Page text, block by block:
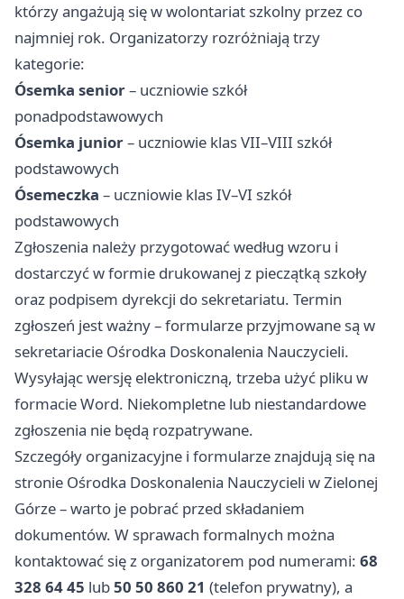
którzy angażują się w wolontariat szkolny przez co
najmniej rok. Organizatorzy rozróżniają trzy
kategorie:
Ósemka senior– uczniowie szkół
ponadpodstawowych
Ósemka junior– uczniowie klas VII–VIII szkół
podstawowych
Ósemeczka – uczniowie klas IV–VI szkół
podstawowych
Zgłoszenia należy przygotować według wzoru i
dostarczyć w formie drukowanej z pieczątką szkoły
oraz podpisem dyrekcji do sekretariatu. Termin
zgłoszeń jest ważny – formularze przyjmowane są w
sekretariacie Ośrodka Doskonalenia Nauczycieli.
Wysyłając wersję elektroniczną, trzeba użyć pliku w
formacie Word. Niekompletne lub niestandardowe
zgłoszenia nie będą rozpatrywane.
Szczegóły organizacyjne i formularze znajdują się na
stronie Ośrodka Doskonalenia Nauczycieli w Zielonej
Górze – warto je pobrać przed składaniem
dokumentów. W sprawach formalnych można
kontaktować się z organizatorem pod numerami: 68
328 64 45 lub50 50 860 21 (telefon prywatny), a